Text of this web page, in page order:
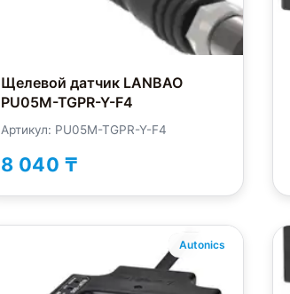
Щелевой датчик LANBAO
PU05M-TGPR-Y-F4
Артикул: PU05M-TGPR-Y-F4
8 040 ₸
Autonics